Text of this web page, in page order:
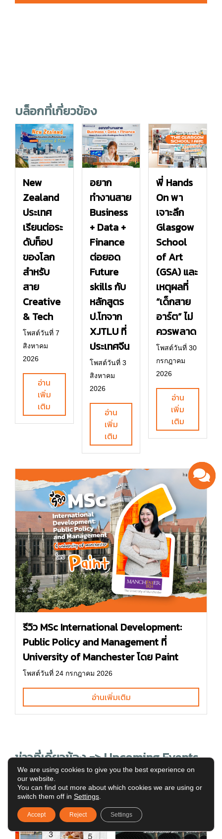
บล็อกที่เกี่ยวข้อง
New
Zealand
ประเทศ
เรียนต่อระ
ดับท็อป
ของโลก
สำหรับ
สาย
Creative
& Tech
โพสต์วันที่ 7
สิงหาคม
2026
อ่าน
เพิ่ม
เติม
อยาก
ทำงานสาย
Business
+ Data +
Finance
ต่อยอด
Future
skills กับ
หลักสูตร
ป.โทจาก
XJTLU ที่
ประเทศจีน
โพสต์วันที่ 3
สิงหาคม
2026
อ่าน
เพิ่ม
เติม
พี่ Hands
On พา
เจาะลึก
Glasgow
School
of Art
(GSA) และ
เหตุผลที่
“เด็กสาย
อาร์ต” ไม่
ควรพลาด
โพสต์วันที่ 30
กรกฎาคม
2026
อ่าน
เพิ่ม
เติม
รีวิว MSc International Development:
Public Policy and Management ที่
University of Manchester โดย Paint
โพสต์วันที่ 24 กรกฎาคม 2026
อ่านเพิ่มเติม
ข่าวที่เกี่ยวข้อง => Upcoming Events
We are using cookies to give you the best experience on
our website.
You can find out more about which cookies we are using or
switch them off in Settings
Accept Reject Settings